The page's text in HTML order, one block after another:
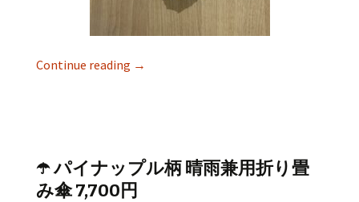
Continue reading →
☂️ パイナップル柄 晴雨兼用折り畳
み傘 7,700円